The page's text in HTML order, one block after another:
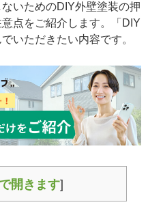
いためのDIY外壁塗装の押
点をご紹介します。「DIY
いただきたい内容です。
開きます]